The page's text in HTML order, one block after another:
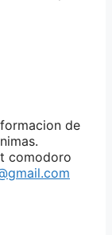
de
comodoro